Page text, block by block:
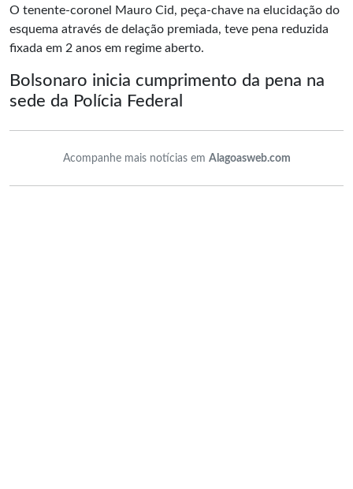
O tenente-coronel Mauro Cid, peça-chave na elucidação do
esquema através de delação premiada, teve pena reduzida
fixada em 2 anos em regime aberto.
Bolsonaro inicia cumprimento da pena na
sede da Polícia Federal
Acompanhe mais notícias em Alagoasweb.com